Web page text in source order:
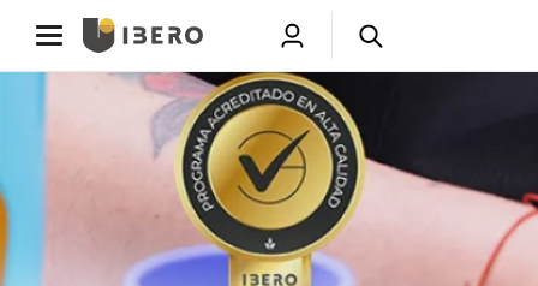
principal
Toggle
navigation
Toggle
navigation
Abrir
menú
de
usuarios
Abrir